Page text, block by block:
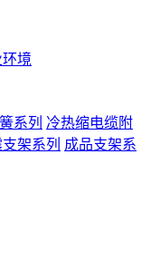
境
系列 冷热缩电缆附
架系列 成品支架系